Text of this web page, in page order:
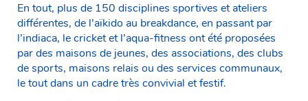
En tout, plus de 150 disciplines sportives et ateliers
différentes, de l’aïkido au breakdance, en passant par
l’indiaca, le cricket et l’aqua-fitness ont été proposées
par des maisons de jeunes, des associations, des clubs
de sports, maisons relais ou des services communaux,
le tout dans un cadre très convivial et festif.